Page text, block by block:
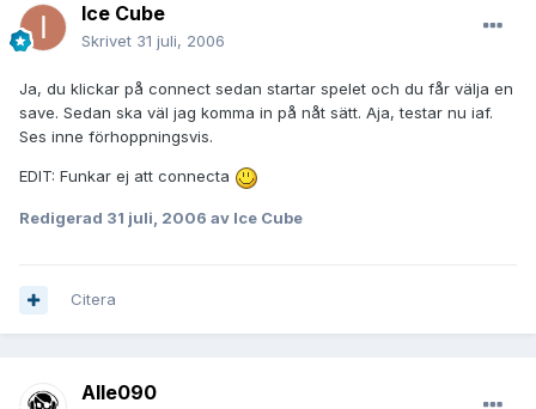
Ice Cube
Skrivet 31 juli, 2006
Ja, du klickar på connect sedan startar spelet och du får välja en
save. Sedan ska väl jag komma in på nåt sätt. Aja, testar nu iaf.
Ses inne förhoppningsvis.
EDIT: Funkar ej att connecta
Redigerad 31 juli, 2006 av Ice Cube
Citera
Alle090